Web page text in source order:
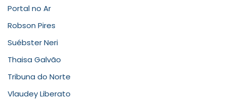
Portal no Ar
Robson Pires
Suébster Neri
Thaisa Galvão
Tribuna do Norte
Vlaudey Liberato